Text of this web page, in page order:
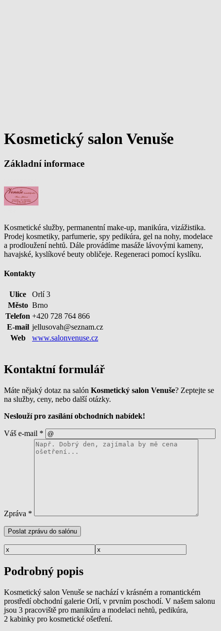
Kosmetický salon Venuše
Základní informace
Kosmetické služby, permanentní make-up, manikúra, vizážistika.
Prodej kosmetiky, parfumerie, spy pedikúra, gel na nohy, modelace
a prodloužení nehtů. Dále provádíme masáže lávovými kameny,
havajské, kyslíkové beuty obličeje. Regeneraci pomocí kyslíku.
Kontakty
Ulice
Orlí 3
Město Brno
Telefon +420 728 764 866
E-mail jellusovah@seznam.cz
Web
www.salonvenuse.cz
Kontaktní formulář
Máte nějaký dotaz na salón Kosmetický salon Venuše? Zeptejte se
na služby, ceny, nebo další otázky.
Neslouží pro zasílání obchodních nabídek!
Váš e-mail *
Zpráva *
Podrobný popis
Kosmetický salon Venuše se nachází v krásném a romantickém
prostředí obchodní galerie Orlí, v prvním poschodí. V našem salonu
jsou 3 pracoviště pro manikúru a modelaci nehtů, pedikúra,
2 kabinky pro kosmetické ošetření.